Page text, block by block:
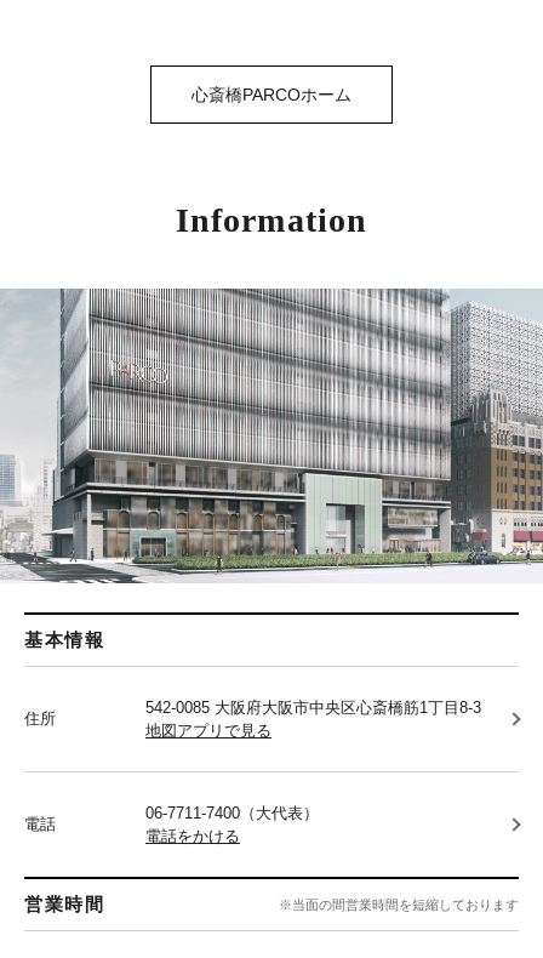
心斎橋PARCOホーム
Information
基本情報
住所
542-0085 大阪府大阪市中央区心斎橋筋1丁目8-3
地図アプリで見る
電話
06-7711-7400（大代表）
電話をかける
営業時間 ※当面の間営業時間を短縮しております